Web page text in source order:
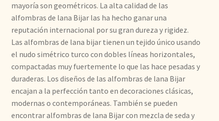
mayoría son geométricos. La alta calidad de las
alfombras de lana Bijar las ha hecho ganar una
reputación internacional por su gran dureza y rigidez.
Las alfombras de lana bijar tienen un tejido único usando
el nudo simétrico turco con dobles líneas horizontales,
compactadas muy fuertemente lo que las hace pesadas y
duraderas. Los diseños de las alfombras de lana Bijar
encajan a la perfección tanto en decoraciones clásicas,
modernas o contemporáneas. También se pueden
encontrar alfombras de lana Bijar con mezcla de seda y